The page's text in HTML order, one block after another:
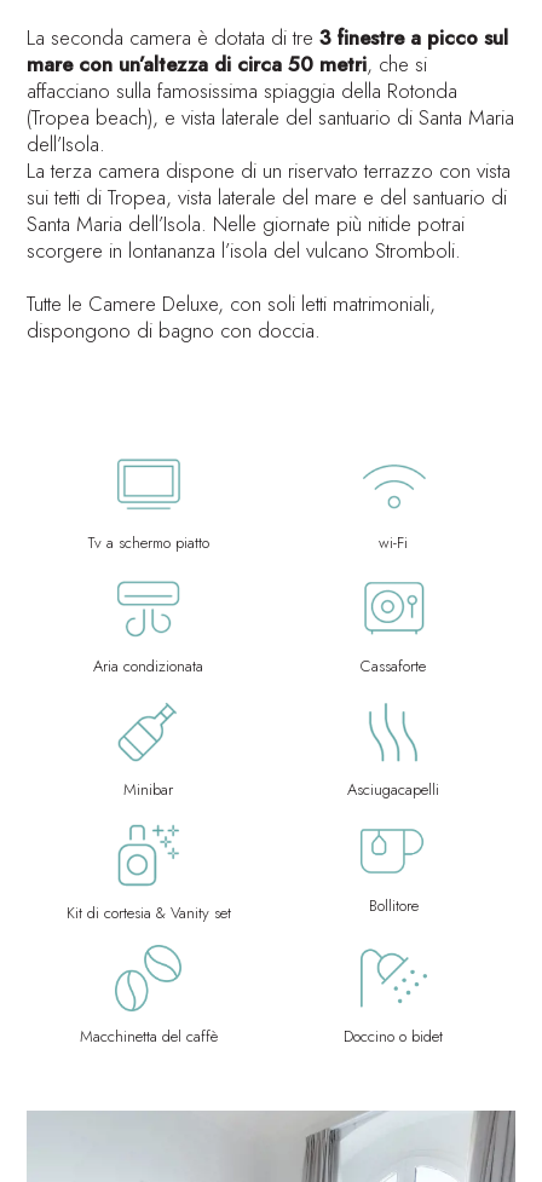
La seconda camera è dotata di tre 3 finestre a picco sul
mare con un’altezza di circa 50 metri, che si
affacciano sulla famosissima spiaggia della Rotonda
(Tropea beach), e vista laterale del santuario di Santa Maria
dell’Isola.
La terza camera dispone di un riservato terrazzo con vista
sui tetti di Tropea, vista laterale del mare e del santuario di
Santa Maria dell’Isola. Nelle giornate più nitide potrai
scorgere in lontananza l’isola del vulcano Stromboli.
Tutte le Camere Deluxe, con soli letti matrimoniali,
dispongono di bagno con doccia.
Tv a schermo piatto wi-Fi
Aria condizionata Cassaforte
Minibar Asciugacapelli
Kit di cortesia & Vanity set Bollitore
Macchinetta del caffè Doccino o bidet